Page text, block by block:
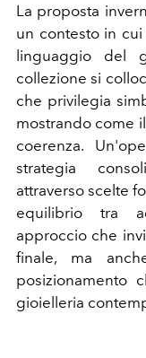
La proposta
un contesto in
linguaggio del
collezione si
che privilegia
mostrando come
coerenza.
strategia
attraverso scelte
equilibrio tra
approccio che
finale, ma
posizionamento
gioielleria